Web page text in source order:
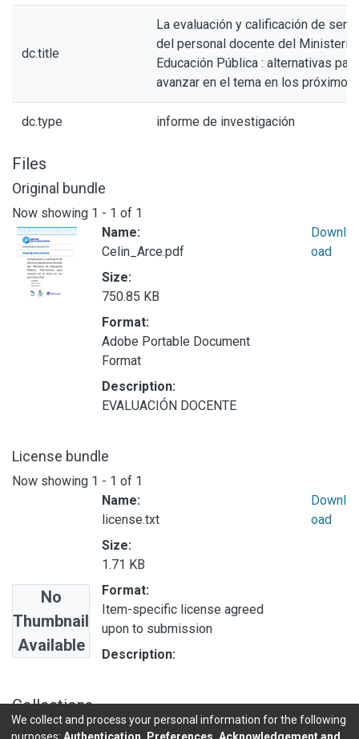
dc.title
La evaluación y calificación de
del personal docente del Ministerio
Educación Pública : alternativas para
avanzar en el tema en los próximos
dc.type informe de investigación
Files
Original bundle
Now showing 1 - 1 of 1
Name:
Celin_Arce.pdf
Size:
750.85 KB
Format:
Adobe Portable Document
Format
Description:
EVALUACIÓN DOCENTE
Downl
oad
License bundle
Now showing 1 - 1 of 1
No
Thumbnail
Available
Name:
license.txt
Size:
1.71 KB
Format:
Item-specific license agreed
upon to submission
Description:
Downl
oad
Collections
INVESTIGACIONES DE BASE EE
We collect and process your personal information for the following